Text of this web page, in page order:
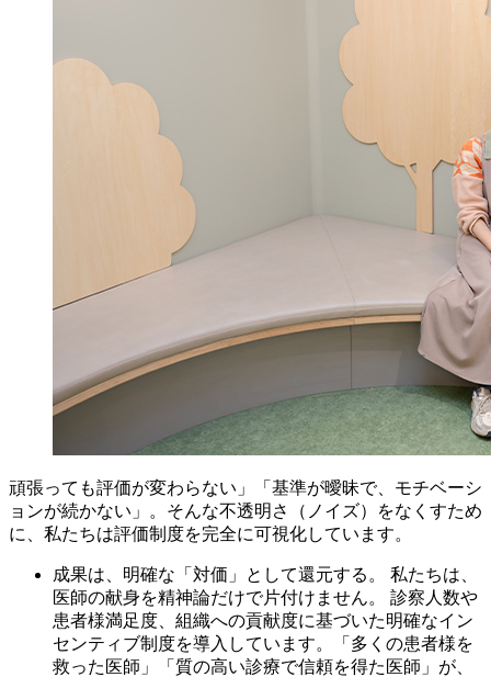
頑張っても評価が変わらない」「基準が曖昧で、モチベーシ
ョンが続かない」。そんな不透明さ（ノイズ）をなくすため
に、私たちは評価制度を完全に可視化しています。
成果は、明確な「対価」として還元する。 私たちは、
医師の献身を精神論だけで片付けません。 診察人数や
患者様満足度、組織への貢献度に基づいた明確なイン
センティブ制度を導入しています。「多くの患者様を
救った医師」「質の高い診療で信頼を得た医師」が、